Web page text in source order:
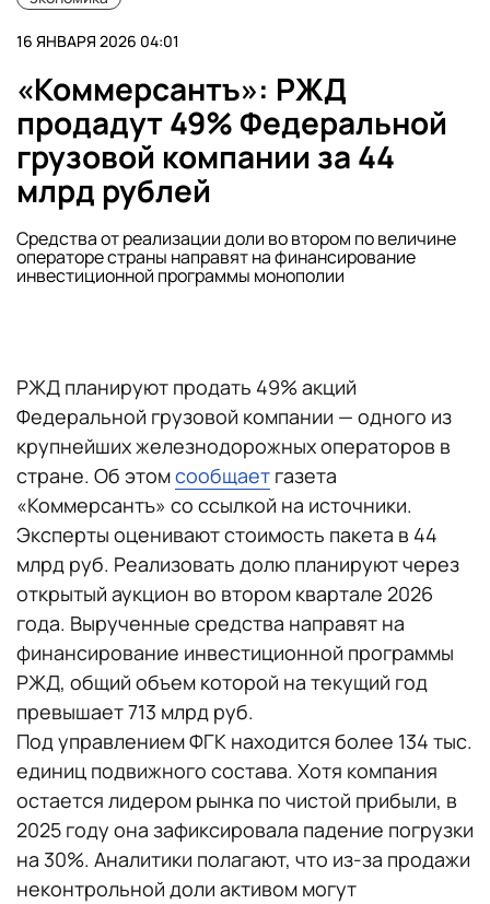
16 ЯНВАРЯ 2026 04:01
«Коммерсантъ»: РЖД
продадут 49% Федеральной
грузовой компании за 44
млрд рублей
Средства от реализации доли во втором по величине
операторе страны направят на финансирование
инвестиционной программы монополии
РЖД планируют продать 49% акций
Федеральной грузовой компании — одного из
крупнейших железнодорожных операторов в
стране. Об этомсообщает газета
«Коммерсантъ» со ссылкой на источники.
Эксперты оценивают стоимость пакета в 44
млрд руб. Реализовать долю планируют через
открытый аукцион во втором квартале 2026
года. Вырученные средства направят на
финансирование инвестиционной программы
РЖД, общий объем которой на текущий год
превышает 713 млрд руб.
Под управлением ФГК находится более 134 тыс.
единиц подвижного состава. Хотя компания
остается лидером рынка по чистой прибыли, в
2025 году она зафиксировала падение погрузки
на 30%. Аналитики полагают, что из-за продажи
неконтрольной доли активом могут